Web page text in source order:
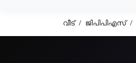
വീട് ജിപിപിഎസ്